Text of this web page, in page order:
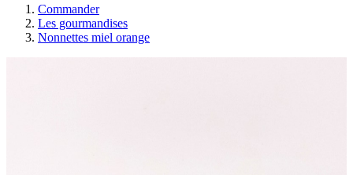
Commander
Les gourmandises
Nonnettes miel orange